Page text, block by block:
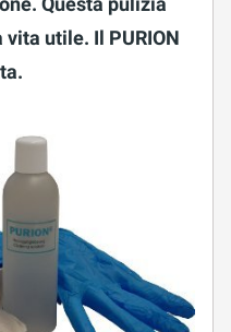
utile. Il PURION